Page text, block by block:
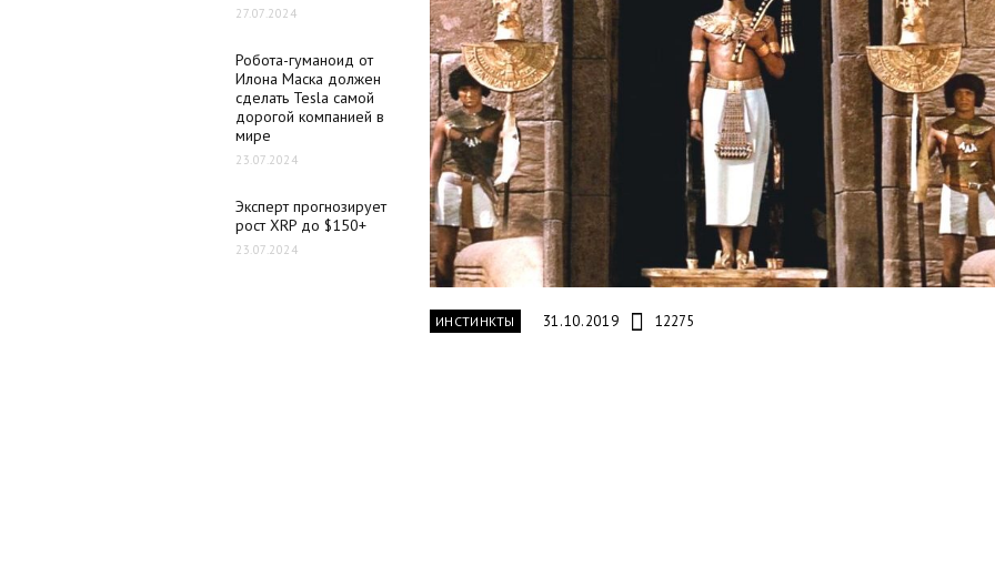
27.07.2024
Робота-гуманоид от
Илона Маска должен
сделать Tesla самой
дорогой компанией в
мире
23.07.2024
Эксперт прогнозирует
рост XRP до $150+
23.07.2024
ИНСТИНКТЫ 31.10.2019 12275